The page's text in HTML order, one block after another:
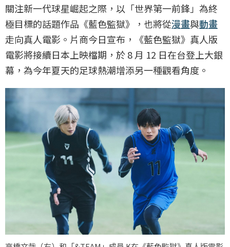
關注新一代球星崛起之際，以「世界第一前鋒」為終
極目標的話題作品《藍色監獄》，也將從漫畫與動畫
走向真人電影。片商今日宣布，《藍色監獄》真人版
電影將接續日本上映檔期，於 8 月 12 日在台登上大銀
幕，為今年夏天的足球熱潮增添另一種觀看角度。